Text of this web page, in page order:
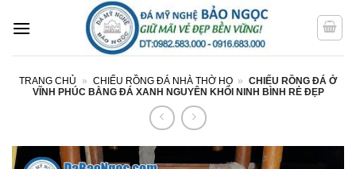
qua
TRANG CHỦ » CHIẾU RỒNG ĐÁ NHÀ THỜ HỌ » CHIẾU RỒNG ĐÁ Ở
VĨNH PHÚC BẰNG ĐÁ XANH NGUYÊN KHỐI NINH BÌNH RẺ ĐẸP